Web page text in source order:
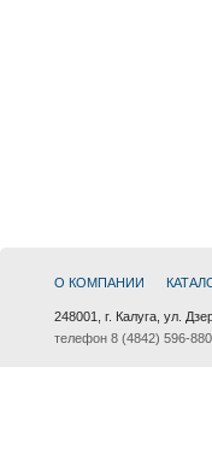
О КОМПАНИИ
248001, г. Калуга, ул.
телефон 8 (4842) 596-880